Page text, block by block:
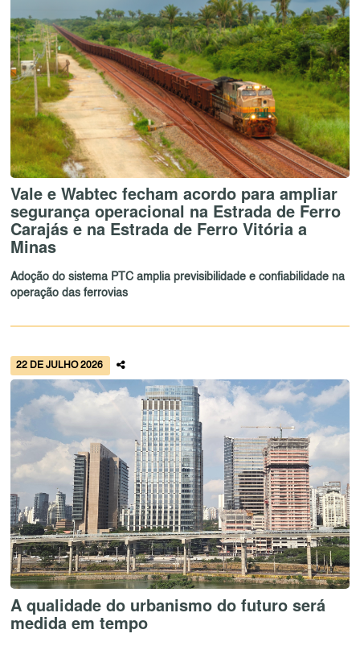
Vale e Wabtec fecham acordo para ampliar
segurança operacional na Estrada de Ferro
Carajás e na Estrada de Ferro Vitória a
Minas
Adoção do sistema PTC amplia previsibilidade e confiabilidade na
operação das ferrovias
22 DE JULHO 2026
A qualidade do urbanismo do futuro será
medida em tempo